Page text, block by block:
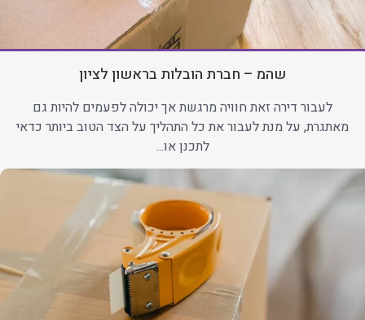
שהמ – חברת הובלות בראשון לציון
לעבור דירה זאת חוויה מרגשת אך יכולה לפעמים להיות גם
מאתגרת, על מנת לעבור את כל התהליך על הצד הטוב ביותר כדאי
לתכנן או...